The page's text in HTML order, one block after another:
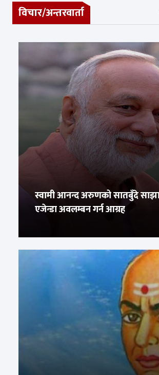
विचार/अन्तरवार्ता
स्वामी आनन्द अरुणको सातबुँदे साझा
एजेन्डा अवलम्बन गर्न आग्रह